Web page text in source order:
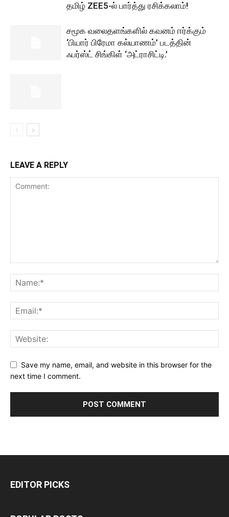
தமிழ் ZEE5-ல் பார்த்து ரசிக்கலாம்!
சமூக வலைதளங்களில் கவனம் ஈர்க்கும்
‘பியார் பிரேமா கல்யாணம்’ படத்தின்
ஃபர்ஸ்ட் சிங்கிள் ‘அட்ராசிட்டி.’
LEAVE A REPLY
Save my name, email, and website in this browser for the
next time I comment.
EDITOR PICKS